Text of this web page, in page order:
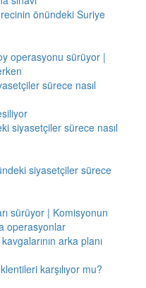
önündeki Suriye
operasyonu sürüyor |
sürece nasıl
siyasetçiler sürece nasıl
siyasetçiler sürece
sürüyor | Komisyonun
operasyonlar
arka planı
karşılıyor mu?